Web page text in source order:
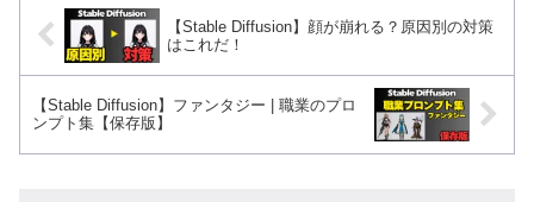
【Stable Diffusion】顔が崩れる？原因別の対策
はこれだ！
【Stable Diffusion】ファンタジー | 職業のプロ
ンプト集【保存版】